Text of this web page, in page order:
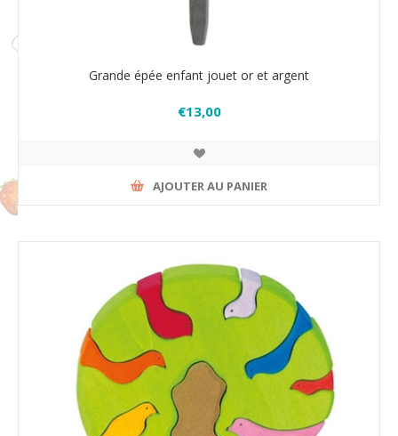
Grande épée enfant jouet or et argent
€13,00
AJOUTER AU PANIER